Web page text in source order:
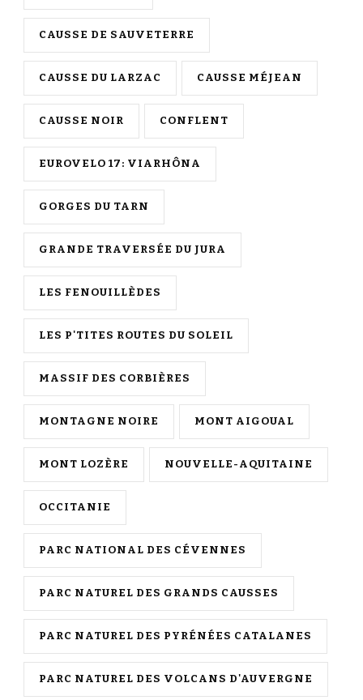
CAUSSE DE SAUVETERRE
CAUSSE DU LARZAC CAUSSE MÉJEAN
CAUSSE NOIR CONFLENT
EUROVELO 17: VIARHÔNA
GORGES DU TARN
GRANDE TRAVERSÉE DU JURA
LES FENOUILLÈDES
LES P'TITES ROUTES DU SOLEIL
MASSIF DES CORBIÈRES
MONTAGNE NOIRE MONT AIGOUAL
MONT LOZÈRE NOUVELLE-AQUITAINE
OCCITANIE
PARC NATIONAL DES CÉVENNES
PARC NATUREL DES GRANDS CAUSSES
PARC NATUREL DES PYRÉNÉES CATALANES
PARC NATUREL DES VOLCANS D'AUVERGNE